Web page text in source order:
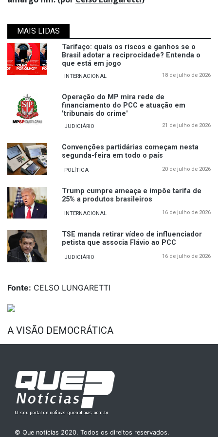
MAIS LIDAS
Tarifaço: quais os riscos e ganhos se o
Brasil adotar a reciprocidade? Entenda o
que está em jogo
INTERNACIONAL 18 de julho de 2026
Operação do MP mira rede de
financiamento do PCC e atuação em
'tribunais do crime'
JUDICIÁRIO 21 de julho de 2026
Convenções partidárias começam nesta
segunda-feira em todo o país
POLÍTICA 20 de julho de 2026
Trump cumpre ameaça e impõe tarifa de
25% a produtos brasileiros
INTERNACIONAL 16 de julho de 2026
TSE manda retirar vídeo de influenciador
petista que associa Flávio ao PCC
JUDICIÁRIO 16 de julho de 2026
Fonte: CELSO LUNGARETTI
A VISÃO DEMOCRÁTICA
© Que notícias 2020. Todos os direitos reservados.